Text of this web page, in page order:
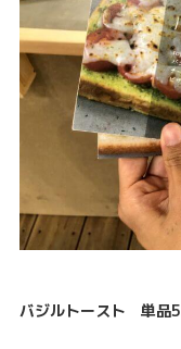
バジルトースト 単品